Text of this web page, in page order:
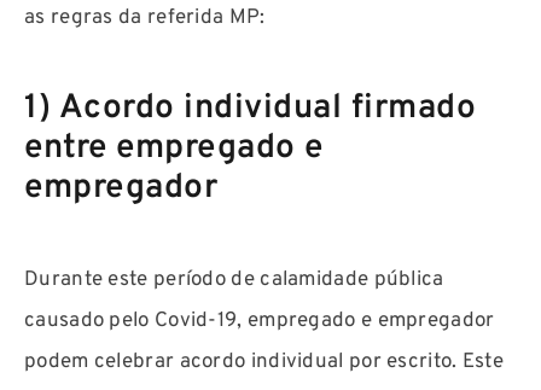
as regras da referida MP:
1) Acordo individual firmado
entre empregado e
empregador
Durante este período de calamidade pública
causado pelo Covid-19, empregado e empregador
podem celebrar acordo individual por escrito. Este